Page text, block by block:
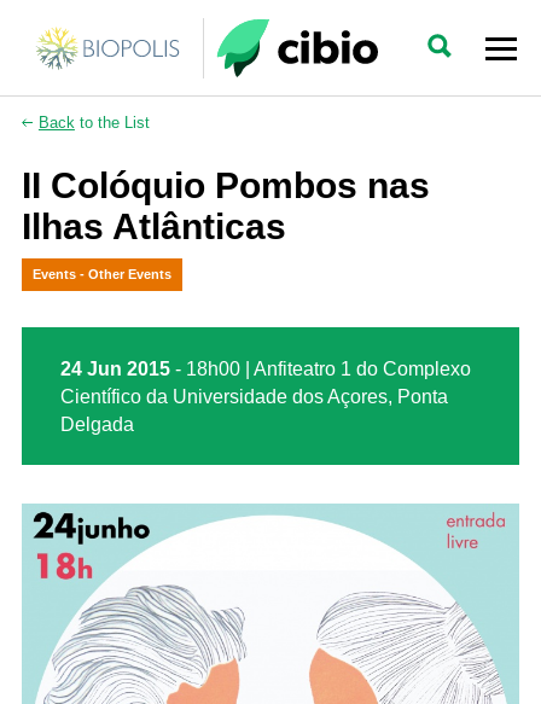
Backto the List
II Colóquio Pombos nas
Ilhas Atlânticas
Events - Other Events
24 Jun 2015- 18h00 | Anfiteatro 1 do Complexo
Científico da Universidade dos Açores, Ponta
Delgada